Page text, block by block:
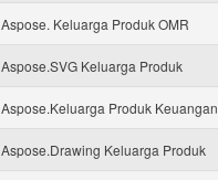
Aspose. Keluarga Produk OMR
Aspose.SVG Keluarga Produk
Aspose.Keluarga Produk Keuangan
Aspose.Drawing Keluarga Produk